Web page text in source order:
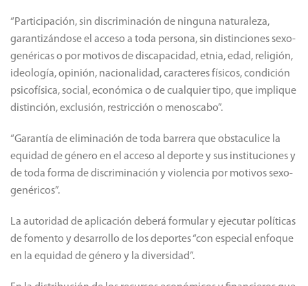
“Participación, sin discriminación de ninguna naturaleza,
garantizándose el acceso a toda persona, sin distinciones sexo-
genéricas o por motivos de discapacidad, etnia, edad, religión,
ideología, opinión, nacionalidad, caracteres físicos, condición
psicofísica, social, económica o de cualquier tipo, que implique
distinción, exclusión, restricción o menoscabo”.
“Garantía de eliminación de toda barrera que obstaculice la
equidad de género en el acceso al deporte y sus instituciones y
de toda forma de discriminación y violencia por motivos sexo-
genéricos”.
La autoridad de aplicación deberá formular y ejecutar políticas
de fomento y desarrollo de los deportes “con especial enfoque
en la equidad de género y la diversidad”.